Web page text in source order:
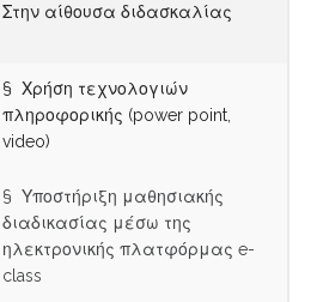
Στην αίθουσα διδασκαλίας
§ Χρήση τεχνολογιών
πληροφορικής (power point,
video)
§ Υποστήριξη μαθησιακής
διαδικασίας μέσω της
ηλεκτρονικής πλατφόρμας e-
class